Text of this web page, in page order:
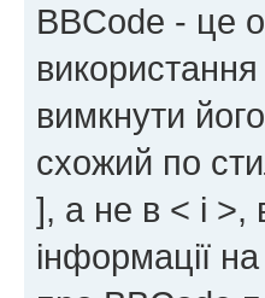
BBCode - це
вимкнути
схожий по
], а не в < і >,
інформації